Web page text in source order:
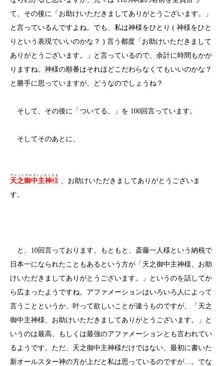
て、その後に「お助けいただきましてありがとうございます。」
と言っているんですよね。でも、私は神様をひとり ( 神様をひと
りという表現でいいのかな？ ) 言う都度「お助けいただきまして
ありがとうございます。」と言っているので、余計に時間もかか
りますね。神様の順番はそれほどこだわらなくてもいいのかな？
と勝手に思っていますが、どうなのでしょうね？
そして、その後に「ついてる。」を 100回言っています。
そしてそのあとに、
天之御中主神様
アメノミナカヌシノカミさま
、お助けいただきましてありがとうございま
す。
と、10回言っております。もともと、斎藤一人様という納税で
日本一になられたこともあるという方が「天之御中主神様、お助
けいただきましてありがとうございます。」というのを話してか
ら広まったようですね。アファメーションはいろいろ人によって
言うことというか、叶って欲しいことが違うものですが、「天之
御中主神様、お助けいただきましてありがとうございます。」と
いうのは最高、もしくは最強のアファメーションとも言われてい
るようです。ただ、天之御中主神様だけではない、最初に書いた
新オールスター神の方が上だと私は思っているのですが…。でな